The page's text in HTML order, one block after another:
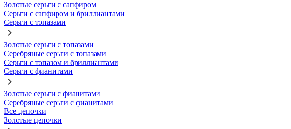
Золотые серьги с сапфиром
Серьги с сапфиром и бриллиантами
Серьги с топазами
Золотые серьги с топазами
Серебряные серьги с топазами
Серьги с топазом и бриллиантами
Серьги с фианитами
Золотые серьги с фианитами
Серебряные серьги с фианитами
Все цепочки
Золотые цепочки